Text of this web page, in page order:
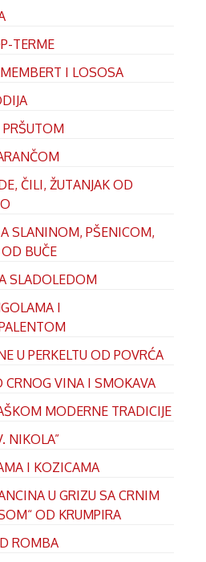
TERME
I LOSOSA
ČILI, ŽUTANJAK OD
SLANINOM, PŠENICOM,
BUČE
SLADOLEDOM
I
U PERKELTU OD POVRĆA
CRNOG VINA I SMOKAVA
MODERNE TRADICIJE
NIKOLA”
I KOZICAMA
U GRIZU SA CRNIM
OD KRUMPIRA
ROMBA